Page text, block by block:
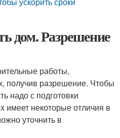
дом. Разрешение
работы,
получив разрешение. Чтобы
надо с подготовки
имеет некоторые отличия в
уточнить в